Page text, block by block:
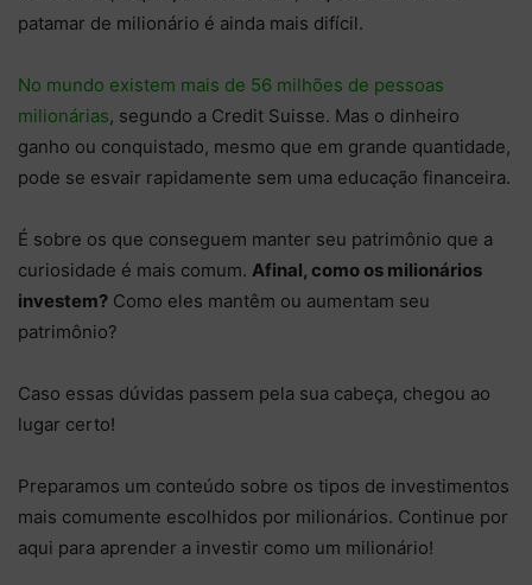
patamar de milionário é ainda mais difícil.
No mundo existem mais de 56 milhões de pessoas
milionárias, segundo a Credit Suisse. Mas o dinheiro
ganho ou conquistado, mesmo que em grande quantidade,
pode se esvair rapidamente sem uma educação financeira.
É sobre os que conseguem manter seu patrimônio que a
curiosidade é mais comum. Afinal, como os milionários
investem? Como eles mantêm ou aumentam seu
patrimônio?
Caso essas dúvidas passem pela sua cabeça, chegou ao
lugar certo!
Preparamos um conteúdo sobre os tipos de investimentos
mais comumente escolhidos por milionários. Continue por
aqui para aprender a investir como um milionário!